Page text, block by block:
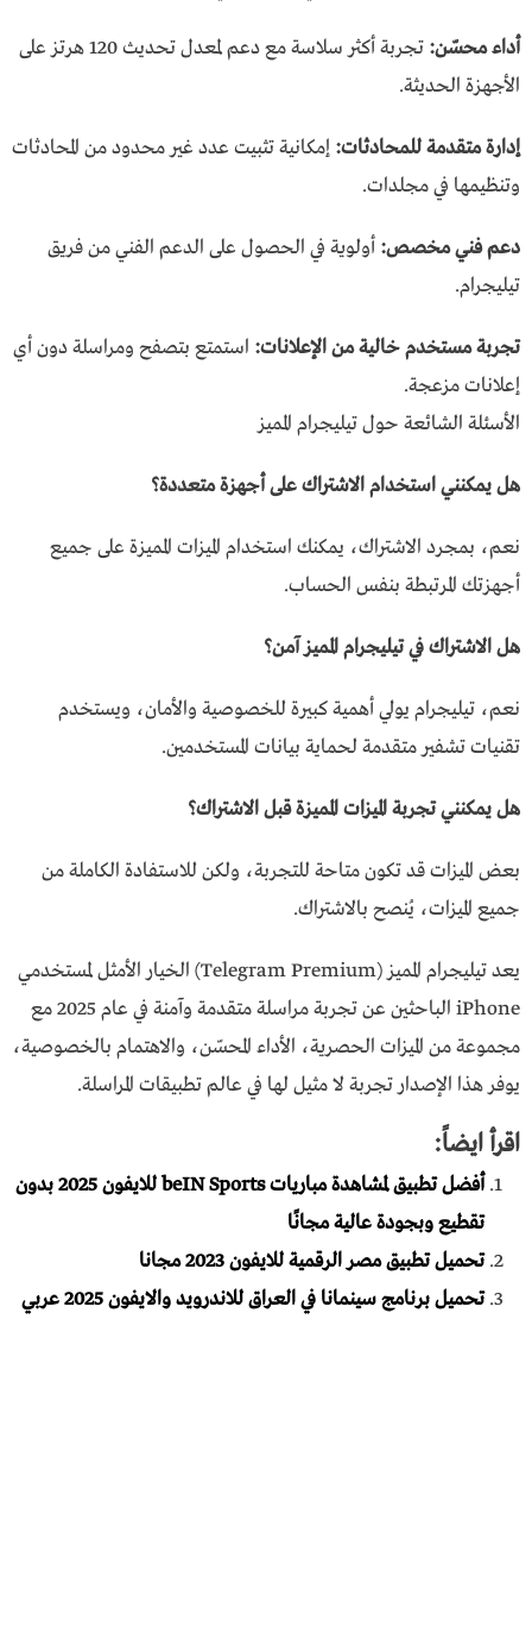
أداء محسّن:
تجربة أكثر سلاسة مع دعم لمعدل تحديث 120 هرتز على
الأجهزة الحديثة.
إدارة متقدمة للمحادثات: إمكانية تثبيت عدد غير محدود من المحادثات
وتنظيمها في مجلدات.
دعم فني مخصص: أولوية في الحصول على الدعم الفني من فريق
تيليجرام.
تجربة مستخدم خالية من الإعلانات: استمتع بتصفح ومراسلة دون أي
إعلانات مزعجة.
الأسئلة الشائعة حول تيليجرام المميز
هل يمكنني استخدام الاشتراك على أجهزة متعددة؟
نعم، بمجرد الاشتراك، يمكنك استخدام الميزات المميزة على جميع
أجهزتك المرتبطة بنفس الحساب.
هل الاشتراك في تيليجرام المميز آمن؟
نعم، تيليجرام يولي أهمية كبيرة للخصوصية والأمان، ويستخدم
تقنيات تشفير متقدمة لحماية بيانات المستخدمين.
هل يمكنني تجربة الميزات المميزة قبل الاشتراك؟
بعض الميزات قد تكون متاحة للتجربة، ولكن للاستفادة الكاملة من
جميع الميزات، يُنصح بالاشتراك.
يعد تيليجرام المميز (Telegram Premium) الخيار الأمثل لمستخدمي
iPhone الباحثين عن تجربة مراسلة متقدمة وآمنة في عام 2025 مع
مجموعة من الميزات الحصرية، الأداء المحسّن، والاهتمام بالخصوصية،
يوفر هذا الإصدار تجربة لا مثيل لها في عالم تطبيقات المراسلة.
اقرأ ايضاً:
أفضل تطبيق لمشاهدة مباريات beIN Sports للايفون 2025 بدون
تقطيع وبجودة عالية مجانًا
تحميل تطبيق مصر الرقمية للايفون 2023 مجانا
تحميل برنامج سينمانا في العراق للاندرويد والايفون 2025 عربي